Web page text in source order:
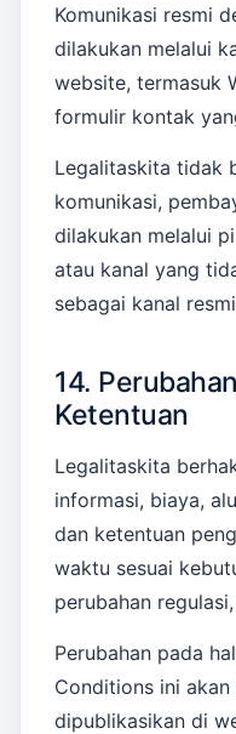
Komunikasi resmi
dilakukan melalui
website, termasuk
formulir kontak
Legalitaskita tidak
komunikasi,
dilakukan melalui
atau kanal yang
sebagai kanal
14.
Ketentuan
Legalitaskita
informasi, biaya,
dan ketentuan
waktu sesuai
perubahan
Perubahan pada
Conditions ini akan
dipublikasikan di